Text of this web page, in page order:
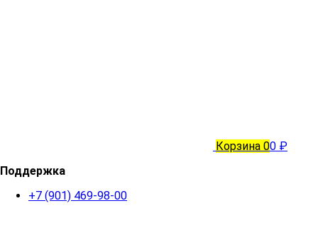
Корзина 00 ₽
Поддержка
+7 (901) 469-98-00